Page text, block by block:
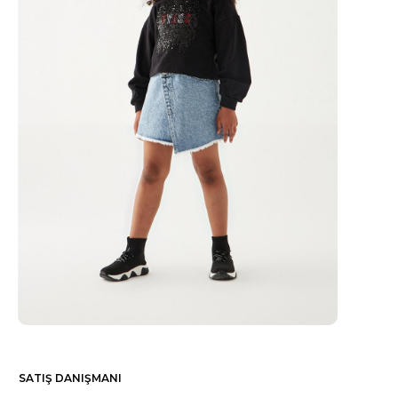
SATIŞ DANIŞMANI